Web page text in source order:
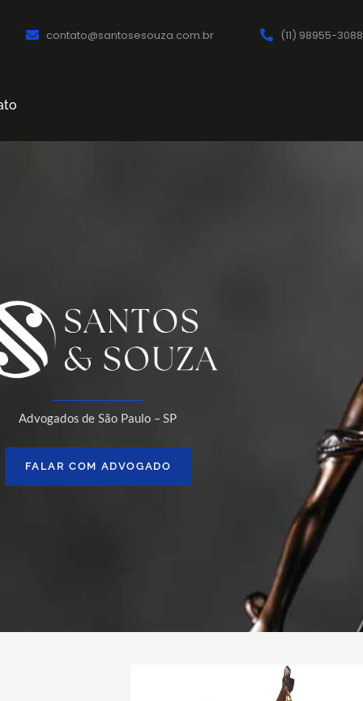
contato@santosesouza.com.br (11) 98955-3088
Advogados de São Paulo – SP
FALAR COM ADVOGADO